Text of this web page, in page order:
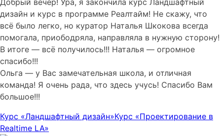
Добрый вечер! Ура, я закончила курс Ландшафтный
дизайн и курс в программе Реалтайм! Не скажу, что
всё было легко, но куратор Наталья Шкокова всегда
помогала, приободряла, направляла в нужную сторону!
В итоге — всё получилось!!! Наталья — огромное
спасибо!!!
Ольга — у Вас замечательная школа, и отличная
команда! Я очень рада, что здесь учусь! Спасибо Вам
большое!!!
Курс «Ландшафтный дизайн»Курс «Проектирование в
Realtime LA»